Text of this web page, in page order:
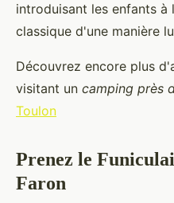
introduisant les enfants à
classique d'une manière
Découvrez encore plus
visitant un camping près
Toulon
Prenez le
Faron